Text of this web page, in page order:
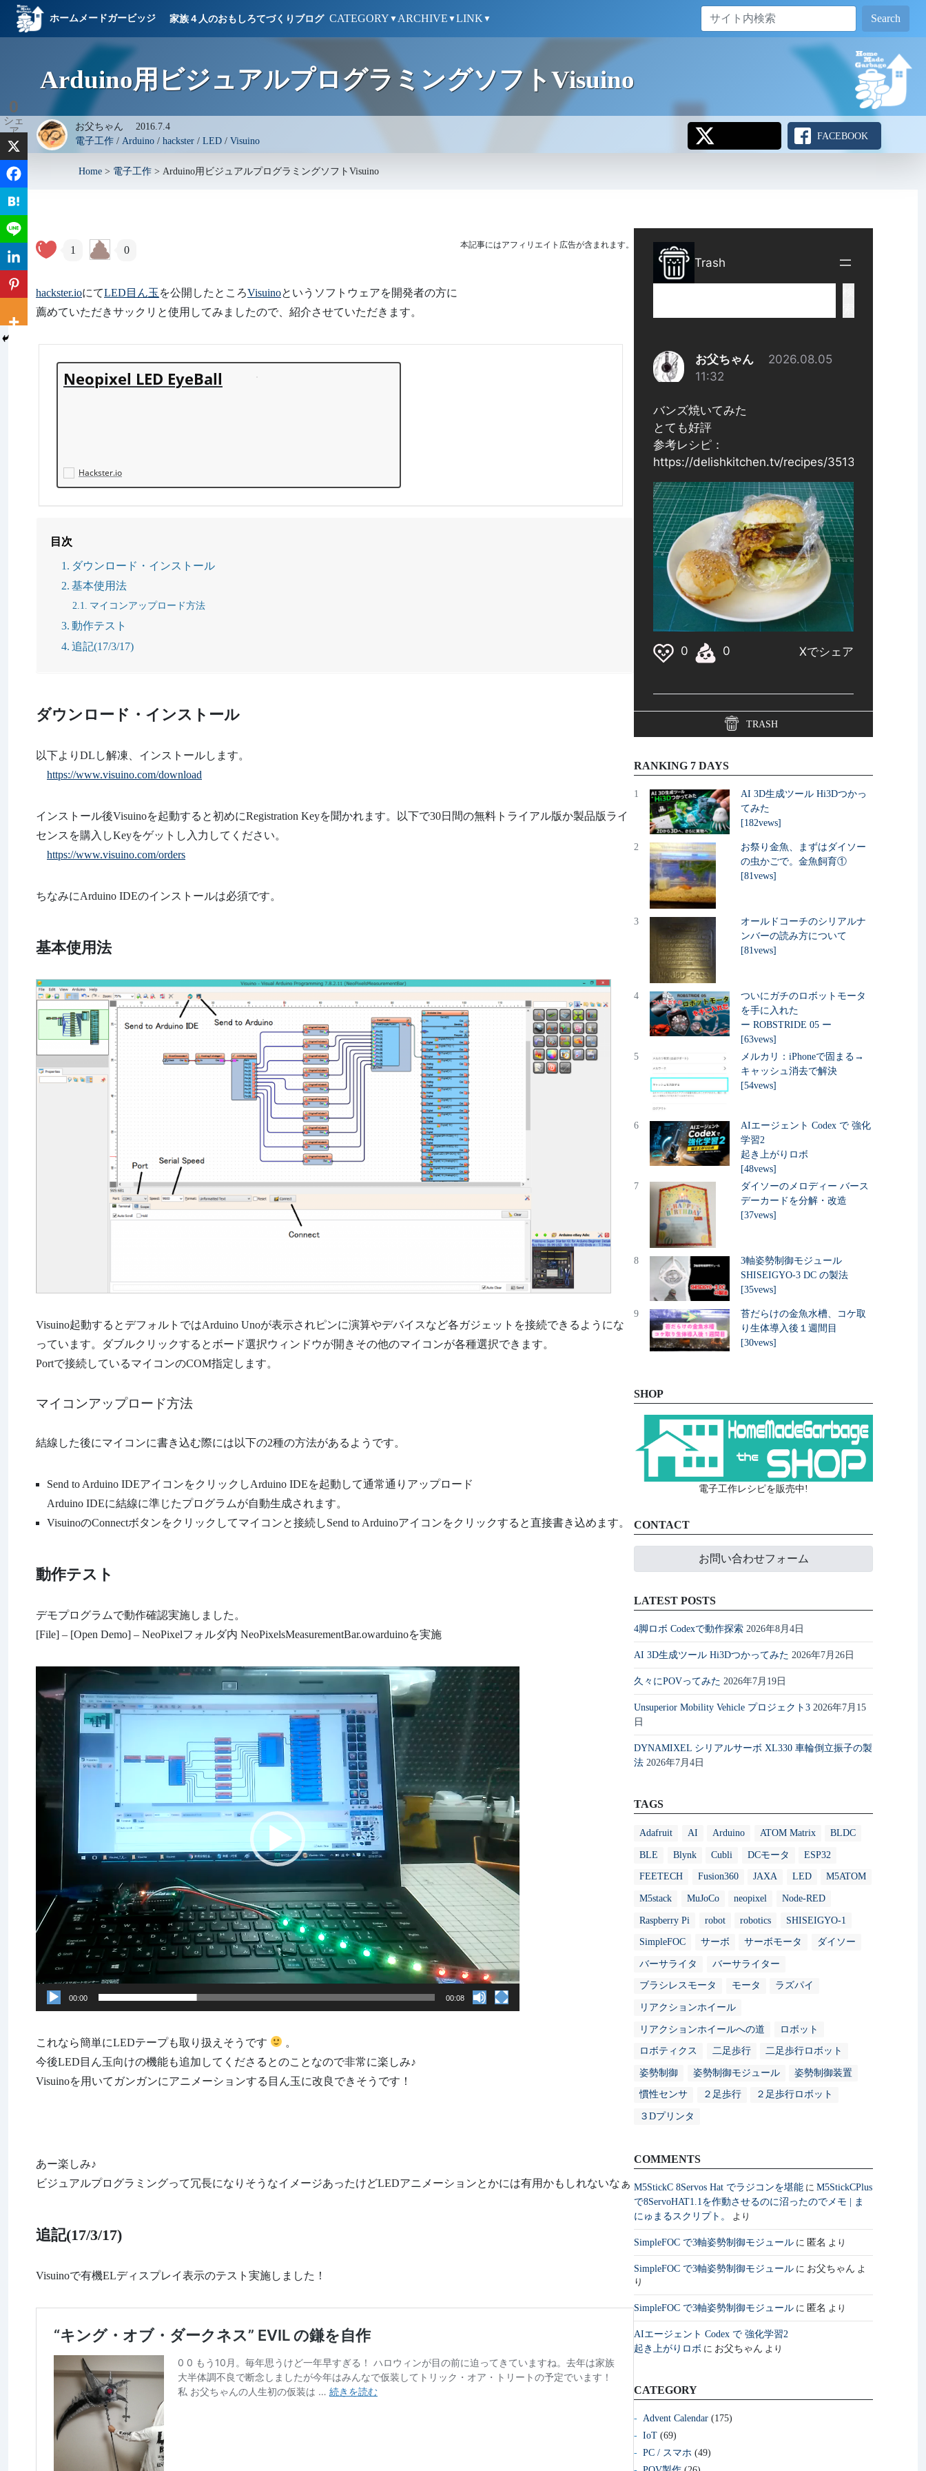
ホームメードガービッジ 家族４人のおもしろてづくりブログ CATEGORY ▼ ARCHIVE ▼LINK ▼ Search
Arduino用ビジュアルプログラミングソフトVisuino
お父ちゃん 2016.7.4
電子工作/ Arduino/ hackster/ LED/ Visuino FACEBOOK
Home > 電子工作 > Arduino用ビジュアルプログラミングソフトVisuino
本記事にはアフィリエイト広告が含まれます。
1 0
hackster.ioにてLED目ん玉 を公開したところVisuinoというソフトウェアを開発者の方に
薦めていただきサックリと使用してみましたので、紹介させていただきます。
Neopixel LED EyeBall
Hackster.io
目次
ダウンロード・インストール
基本使用法
マイコンアップロード方法
動作テスト
追記(17/3/17)
ダウンロード・インストール
以下よりDLし解凍、インストールします。
https://www.visuino.com/download
インストール後Visuinoを起動すると初めにRegistration Keyを聞かれます。以下で30日間の無料トライアル版か製品版ライ
センスを購入しKeyをゲットし入力してください。
https://www.visuino.com/orders
ちなみにArduino IDEのインストールは必須です。
基本使用法
Visuino起動するとデフォルトではArduino Unoが表示されピンに演算やデバイスなど各ガジェットを接続できるようにな
っています。ダブルクリックするとボード選択ウィンドウが開きその他のマイコンが各種選択できます。
Portで接続しているマイコンのCOM指定します。
マイコンアップロード方法
結線した後にマイコンに書き込む際には以下の2種の方法があるようです。
Send to Arduino IDEアイコンをクリックしArduino IDEを起動して通常通りアップロード
Arduino IDEに結線に準じたプログラムが自動生成されます。
VisuinoのConnectボタンをクリックしてマイコンと接続しSend to Arduinoアイコンをクリックすると直接書き込めます。
動作テスト
デモプログラムで動作確認実施しました。
[File] – [Open Demo] – NeoPixelフォルダ内 NeoPixelsMeasurementBar.owarduinoを実施
画
レ
ー
00:00 00:08
これなら簡単にLEDテープも取り扱えそうです
。
今後LED目ん玉向けの機能も追加してくださるとのことなので非常に楽しみ♪
Visuinoを用いてガンガンにアニメーションする目ん玉に改良できそうです！
あー楽しみ♪
ビジュアルプログラミングって冗長になりそうなイメージあったけどLEDアニメーションとかには有用かもしれないなぁ
追記(17/3/17)
Visuinoで有機ELディスプレイ表示のテスト実施しました！
0
シェ
ア
TRASH
RANKING 7 DAYS
1
AI 3D生成ツール Hi3Dつかっ
てみた
[182vews]
2
お祭り金魚、まずはダイソー
の虫かごで。金魚飼育①
[81vews]
3
オールドコーチのシリアルナ
ンバーの読み方について
[81vews]
4
ついにガチのロボットモータ
を手に入れた
ー ROBSTRIDE 05 ー
[63vews]
5
メルカリ：iPhoneで固まる→
キャッシュ消去で解決
[54vews]
6
AIエージェント Codex で 強化
学習2
起き上がりロボ
[48vews]
7
ダイソーのメロディー バース
デーカードを分解・改造
[37vews]
8
3軸姿勢制御モジュール
SHISEIGYO-3 DC の製法
[35vews]
9
苔だらけの金魚水槽、コケ取
り生体導入後１週間目
[30vews]
SHOP
電子工作レシピを販売中!
CONTACT
お問い合わせフォーム
LATEST POSTS
4脚ロボ Codexで動作探索 2026年8月4日
AI 3D生成ツール Hi3Dつかってみた 2026年7月26日
久々にPOVってみた 2026年7月19日
Unsuperior Mobility Vehicle プロジェクト3 2026年7月15
日
DYNAMIXEL シリアルサーボ XL330 車輪倒立振子の製
法 2026年7月4日
TAGS
Adafruit AI Arduino ATOM Matrix BLDC
BLE Blynk Cubli DCモータ ESP32
FEETECH Fusion360 JAXA LED M5ATOM
M5stack MuJoCo neopixel Node-RED
Raspberry Pi robot robotics SHISEIGYO-1
SimpleFOC サーボ サーボモータ ダイソー
バーサライタ バーサライター
ブラシレスモータ モータ ラズパイ
リアクションホイール
リアクションホイールへの道 ロボット
ロボティクス 二足歩行 二足歩行ロボット
姿勢制御 姿勢制御モジュール 姿勢制御装置
慣性センサ ２足歩行 ２足歩行ロボット
３Dプリンタ
COMMENTS
M5StickC 8Servos Hat でラジコンを堪能 に M5StickCPlus
で8ServoHAT1.1を作動させるのに沼ったのでメモ | ま
にゅまるスクリプト。
より
SimpleFOC で3軸姿勢制御モジュール に 匿名 より
SimpleFOC で3軸姿勢制御モジュール に お父ちゃん よ
り
SimpleFOC で3軸姿勢制御モジュール に 匿名 より
AIエージェント Codex で 強化学習2
起き上がりロボ に お父ちゃん より
CATEGORY
Advent Calendar (175)
IoT (69)
PC / スマホ (49)